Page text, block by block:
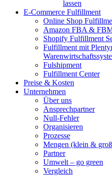
lassen
E-Commerce Fulfillment
Online Shop
Amazon FBA &
Shopify Fulfillment
Fulfillment mit
Fulshipment
Fulfillment Center
Preise & Kosten
Unternehmen
Über uns
Ansprechpartner
Null-Fehler
Organisieren
Prozesse
Mengen (klein &
Partner
Umwelt – go green
Vergleich